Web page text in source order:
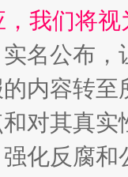
我们将
名公布
内容转
对其真实
强化反腐